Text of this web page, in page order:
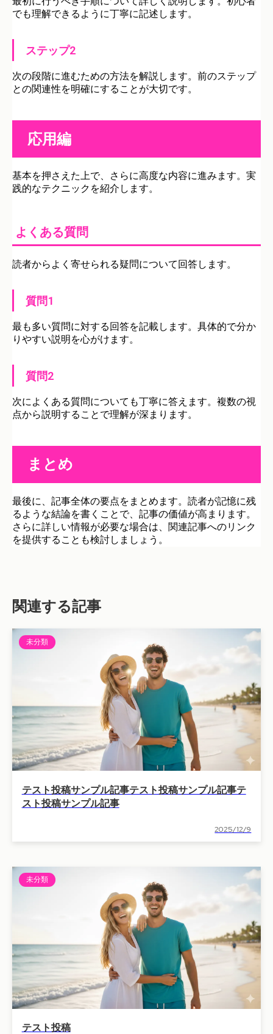
でも理解できるように丁寧に記述します。
ステップ2
次の段階に進むための方法を解説します。前のステップ
との関連性を明確にすることが大切です。
応用編
基本を押さえた上で、さらに高度な内容に進みます。実
践的なテクニックを紹介します。
よくある質問
読者からよく寄せられる疑問について回答します。
質問1
最も多い質問に対する回答を記載します。具体的で分か
りやすい説明を心がけます。
質問2
次によくある質問についても丁寧に答えます。複数の視
点から説明することで理解が深まります。
まとめ
最後に、記事全体の要点をまとめます。読者が記憶に残
るような結論を書くことで、記事の価値が高まります。
さらに詳しい情報が必要な場合は、関連記事へのリンク
を提供することも検討しましょう。
関連する記事
未分類
テスト投稿サンプル記事テスト投稿サンプル記事テ
スト投稿サンプル記事
2025/12/9
未分類
テスト投稿